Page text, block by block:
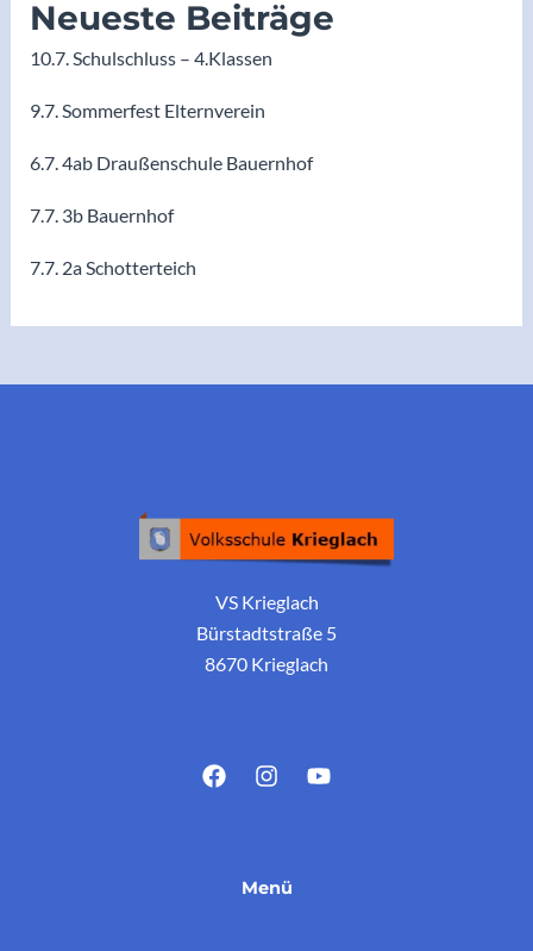
Neueste Beiträge
10.7. Schulschluss – 4.Klassen
9.7. Sommerfest Elternverein
6.7. 4ab Draußenschule Bauernhof
7.7. 3b Bauernhof
7.7. 2a Schotterteich
VS Krieglach
Bürstadtstraße 5
8670 Krieglach
Menü